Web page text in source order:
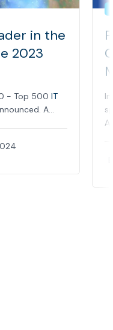
in the
2023
- Top 500 IT
A...